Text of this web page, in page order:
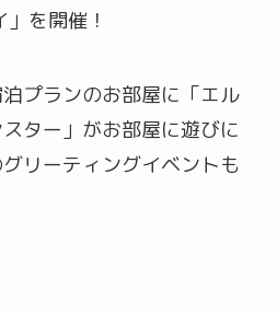
を開催！
プランのお部屋に「エル
ター」がお部屋に遊びに
リーティングイベントも